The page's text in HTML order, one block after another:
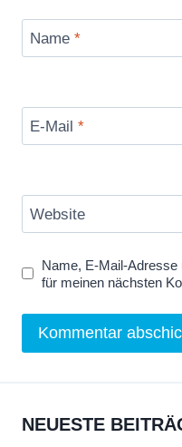
Name *
E-Mail *
Website
Name, E-Mail-
für meinen nächsten
NEUESTE